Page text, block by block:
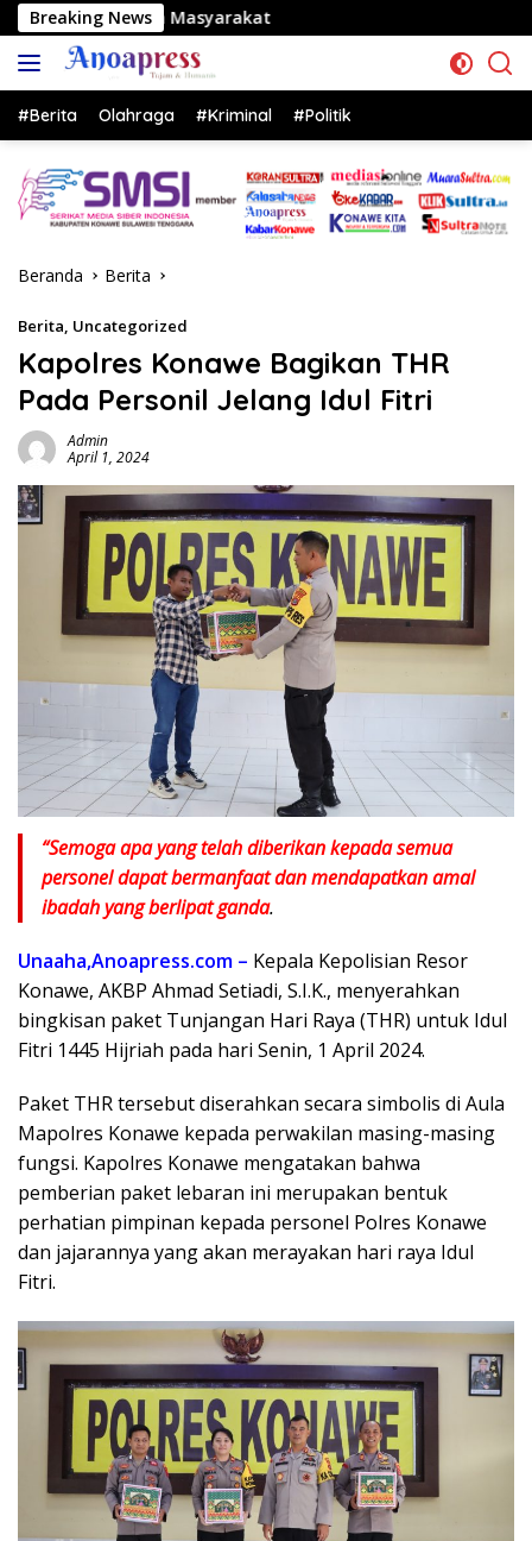
Langsung
ke
konten
Breaking News
#Berita Olahraga #Kriminal #Politik
Beranda Berita
Berita, Uncategorized
Kapolres Konawe Bagikan THR
Pada Personil Jelang Idul Fitri
Admin
April 1, 2024
“Semoga apa yang telah diberikan kepada semua
personel dapat bermanfaat dan mendapatkan amal
ibadah yang berlipat ganda.
Unaaha,Anoapress.com – Kepala Kepolisian Resor
Konawe, AKBP Ahmad Setiadi, S.I.K., menyerahkan
bingkisan paket Tunjangan Hari Raya (THR) untuk Idul
Fitri 1445 Hijriah pada hari Senin, 1 April 2024.
Paket THR tersebut diserahkan secara simbolis di Aula
Mapolres Konawe kepada perwakilan masing-masing
fungsi. Kapolres Konawe mengatakan bahwa
pemberian paket lebaran ini merupakan bentuk
perhatian pimpinan kepada personel Polres Konawe
dan jajarannya yang akan merayakan hari raya Idul
Fitri.